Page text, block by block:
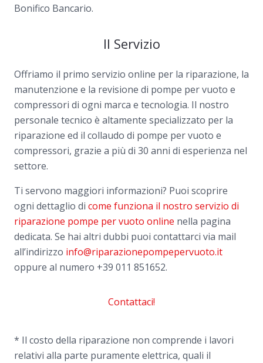
Bonifico Bancario.
Il Servizio
Offriamo il primo servizio online per la riparazione, la
manutenzione e la revisione di pompe per vuoto e
compressori di ogni marca e tecnologia. Il nostro
personale tecnico è altamente specializzato per la
riparazione ed il collaudo di pompe per vuoto e
compressori, grazie a più di 30 anni di esperienza nel
settore.
Ti servono maggiori informazioni? Puoi scoprire
ogni dettaglio di come funziona il nostro servizio di
riparazione pompe per vuoto online nella pagina
dedicata. Se hai altri dubbi puoi contattarci via mail
all’indirizzo info@riparazionepompepervuoto.it
oppure al numero +39 011 851652.
Contattaci!
* Il costo della riparazione non comprende i lavori
relativi alla parte puramente elettrica, quali il